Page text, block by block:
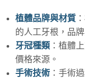
植體品牌與材質
的人工牙根，品
牙冠種類 ：植體
價格來源。
手術技術 ：手術